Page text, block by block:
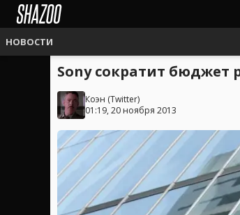
НОВОСТИ
Sony сократит бюджет
Коэн (Twitter)
01:19, 20 ноября 2013